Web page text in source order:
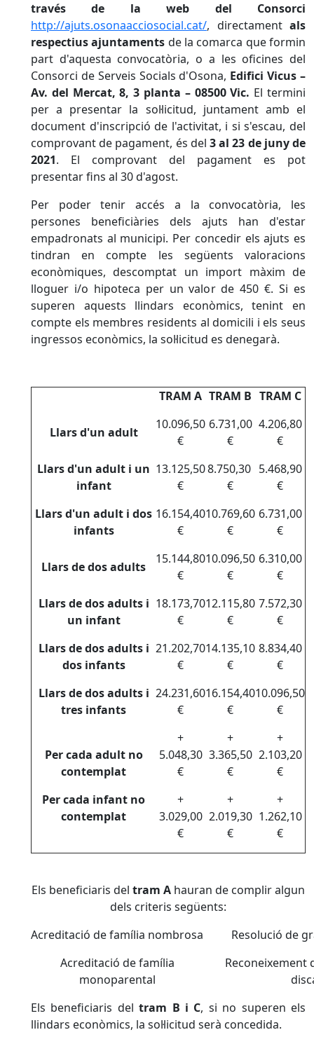
través de la web del Consorci
http://ajuts.osonaacciosocial.cat/, directament als
respectius ajuntaments de la comarca que formin
part d'aquesta convocatòria, o a les oficines del
Consorci de Serveis Socials d'Osona, Edifici Vicus –
Av. del Mercat, 8, 3 planta – 08500 Vic. El termini
per a presentar la sol·licitud, juntament amb el
document d'inscripció de l'activitat, i si s'escau, del
comprovant de pagament, és del 3 al 23 de juny de
2021. El comprovant del pagament es pot
presentar fins al 30 d'agost.
Per poder tenir accés a la convocatòria, les
persones beneficiàries dels ajuts han d'estar
empadronats al municipi. Per concedir els ajuts es
tindran en compte les següents valoracions
econòmiques, descomptat un import màxim de
lloguer i/o hipoteca per un valor de 450 €. Si es
superen aquests llindars econòmics, tenint en
compte els membres residents al domicili i els seus
ingressos econòmics, la sol·licitud es denegarà.
TRAM A TRAM B TRAM C
Llars d'un adult
10.096,50
€
6.731,00
€
4.206,80
€
Llars d'un adult i un
infant
13.125,50
€
8.750,30
€
5.468,90
€
Llars d'un adult i dos
infants
16.154,40
€
10.769,60
€
6.731,00
€
Llars de dos adults
15.144,80
€
10.096,50
€
6.310,00
€
Llars de dos adults i
un infant
18.173,70
€
12.115,80
€
7.572,30
€
Llars de dos adults i
dos infants
21.202,70
€
14.135,10
€
8.834,40
€
Llars de dos adults i
tres infants
24.231,60
€
16.154,40
€
10.096,50
€
Per cada adult no
contemplat
Per cada infant no
contemplat
+
5.048,30
€
+
3.029,00
€
+
3.365,50
€
+
2.019,30
€
+
2.103,20
€
+
1.262,10
€
Els beneficiaris del tram A hauran de complir algun
dels criteris següents:
Acreditació de família nombrosa
Resolució de
Acreditació de família
monoparental
Reconeixement
Els beneficiaris deltram B i C, si no superen els
llindars econòmics, la sol·licitud serà concedida.